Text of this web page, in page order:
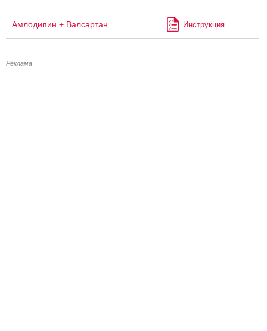
Амлодипин + Валсартан Инструкция
Реклама